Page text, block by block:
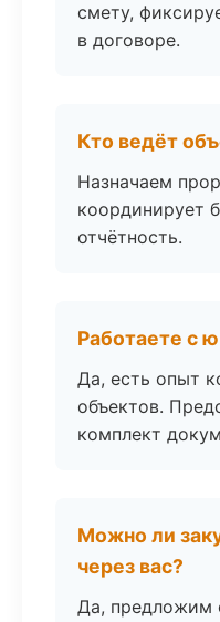
смету,
в договоре.
Кто ведёт
Назначаем
координирует
отчётность.
Работаете с
Да, есть опыт
объектов.
комплект
Можно ли
через вас?
Да, предложим